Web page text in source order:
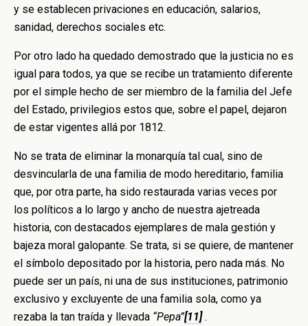
y se establecen privaciones en educación, salarios,
sanidad, derechos sociales etc.
Por otro lado ha quedado demostrado que la justicia no es
igual para todos, ya que se recibe un tratamiento diferente
por el simple hecho de ser miembro de la familia del Jefe
del Estado, privilegios estos que, sobre el papel, dejaron
de estar vigentes allá por 1812.
No se trata de eliminar la monarquía tal cual, sino de
desvincularla de una familia de modo hereditario, familia
que, por otra parte, ha sido restaurada varias veces por
los políticos a lo largo y ancho de nuestra ajetreada
historia, con destacados ejemplares de mala gestión y
bajeza moral galopante. Se trata, si se quiere, de mantener
el símbolo depositado por la historia, pero nada más. No
puede ser un país, ni una de sus instituciones, patrimonio
exclusivo y excluyente de una familia sola, como ya
rezaba la tan traída y llevada “Pepa”[11].